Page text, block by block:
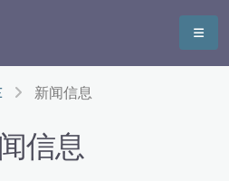
新闻信息
信息